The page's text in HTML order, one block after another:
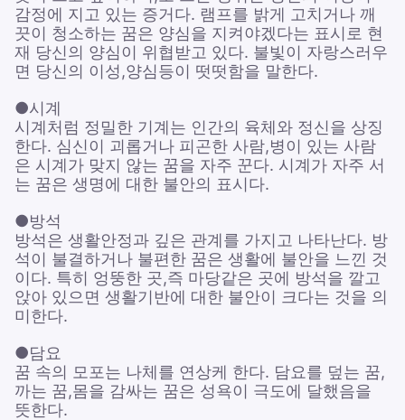
감정에 지고 있는 증거다. 램프를 밝게 고치거나 깨
끗이 청소하는 꿈은 양심을 지켜야겠다는 표시로 현
재 당신의 양심이 위협받고 있다. 불빛이 자랑스러우
면 당신의 이성,양심등이 떳떳함을 말한다.
●시계
시계처럼 정밀한 기계는 인간의 육체와 정신을 상징
한다. 심신이 괴롭거나 피곤한 사람,병이 있는 사람
은 시계가 맞지 않는 꿈을 자주 꾼다. 시계가 자주 서
는 꿈은 생명에 대한 불안의 표시다.
●방석
방석은 생활안정과 깊은 관계를 가지고 나타난다. 방
석이 불결하거나 불편한 꿈은 생활에 불안을 느낀 것
이다. 특히 엉뚱한 곳,즉 마당같은 곳에 방석을 깔고
앉아 있으면 생활기반에 대한 불안이 크다는 것을 의
미한다.
●담요
꿈 속의 모포는 나체를 연상케 한다. 담요를 덮는 꿈,
까는 꿈,몸을 감싸는 꿈은 성욕이 극도에 달했음을
뜻한다.